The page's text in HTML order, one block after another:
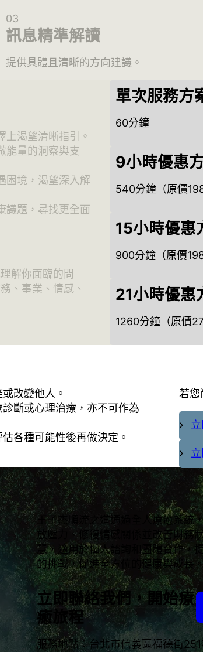
訊息精準解讀
提供具體且清晰的方向建議。
上渴望清晰指引。
能量的洞察與支
困境，渴望深入解
議題，尋找更全面
解你面臨的問
、事業、情感、
單次服務方
60分鐘
9小時優惠
540分鐘（原價
15小時優惠
900分鐘（原價
21小時優惠
1260分鐘（原價
改變他人。
斷或心理治療，亦不可作為
各種可能性後再做決定。
若您
王子杰順流之道通過全人療癒系統
放壓力、修復情感關係並改善財務
慧，適用於個人諮詢和團體合作，
的挑戰，促進全方位的健康與成長。
立即聯絡我們，開始療
癒旅程
服務地點：台北市信義區福德街